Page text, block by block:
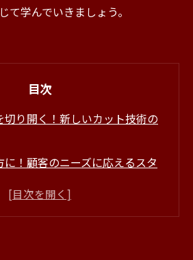
て学んでいきましょう。
目次
切り開く！新しいカット技術の
に！顧客のニーズに応えるスタ
イルから見える新たなカット技